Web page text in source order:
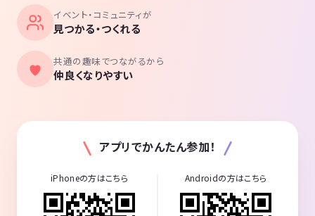
イベント・コミュニティが
見つかる・つくれる
共通の趣味でつながるから
仲良くなりやすい
アプリでかんたん参加！
iPhoneの方はこちら Androidの方はこちら